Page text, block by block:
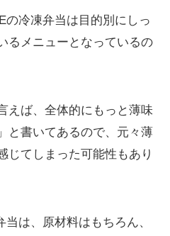
の冷凍弁当は目的別にしっ
るメニューとなっているの
えば、全体的にもっと薄味
と書いてあるので、元々薄
じてしまった可能性もあり
は、原材料はもちろん、